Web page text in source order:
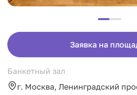
Заявка на
Банкетный зал
г. Москва, Ленинградский